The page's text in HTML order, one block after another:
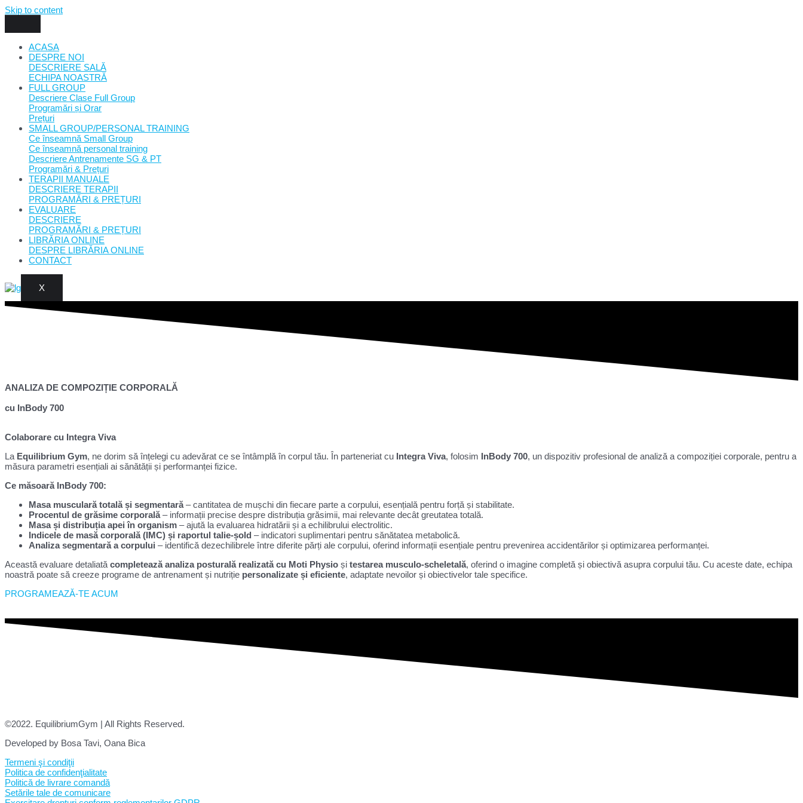
Skip to content
ACASA
DESPRE NOI
DESCRIERE SALĂ
ECHIPA NOASTRĂ
FULL GROUP
Descriere Clase Full Group
Programări și Orar
Prețuri
SMALL GROUP/PERSONAL TRAINING
Ce înseamnă Small Group
Ce înseamnă personal training
Descriere Antrenamente SG & PT
Programări & Prețuri
TERAPII MANUALE
DESCRIERE TERAPII
PROGRAMĂRI & PREȚURI
EVALUARE
DESCRIERE
PROGRAMĂRI & PREȚURI
LIBRĂRIA ONLINE
DESPRE LIBRĂRIA ONLINE
CONTACT
X
ANALIZA DE COMPOZIȚIE CORPORALĂ
cu InBody 700
Colaborare cu Integra Viva
La Equilibrium Gym, ne dorim să înțelegi cu adevărat ce se întâmplă în corpul tău. În parteneriat cu Integra Viva, folosim InBody 700, un dispozitiv profesional de analiză a compoziției corporale, pentru a
măsura parametri esențiali ai sănătății și performanței fizice.
Ce măsoară InBody 700:
Masa musculară totală și segmentară– cantitatea de mușchi din fiecare parte a corpului, esențială pentru forță și stabilitate.
Procentul de grăsime corporală– informații precise despre distribuția grăsimii, mai relevante decât greutatea totală.
Masa și distribuția apei în organism – ajută la evaluarea hidratării și a echilibrului electrolitic.
Indicele de masă corporală (IMC) și raportul talie-șold – indicatori suplimentari pentru sănătatea metabolică.
Analiza segmentară a corpului – identifică dezechilibrele între diferite părți ale corpului, oferind informații esențiale pentru prevenirea accidentărilor și optimizarea performanței.
Această evaluare detaliată completează analiza posturală realizată cu Moti Physio și testarea musculo-scheletală, oferind o imagine completă și obiectivă asupra corpului tău. Cu aceste date, echipa
noastră poate să creeze programe de antrenament și nutriție personalizate și eficiente, adaptate nevoilor și obiectivelor tale specifice.
PROGRAMEAZĂ-TE ACUM
©2022. EquilibriumGym | All Rights Reserved.
Developed by Bosa Tavi, Oana Bica
Termeni şi condiţii
Politica de confidenţialitate
Politică de livrare comandă
Setările tale de comunicare